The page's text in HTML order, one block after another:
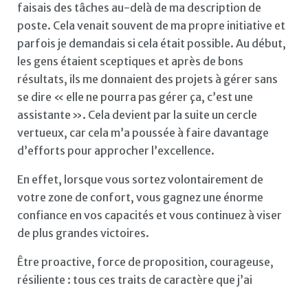
faisais des tâches au-delà de ma description de
poste. Cela venait souvent de ma propre initiative et
parfois je demandais si cela était possible. Au début,
les gens étaient sceptiques et après de bons
résultats, ils me donnaient des projets à gérer sans
se dire « elle ne pourra pas gérer ça, c’est une
assistante ». Cela devient par la suite un cercle
vertueux, car cela m’a poussée à faire davantage
d’efforts pour approcher l’excellence.
En effet, lorsque vous sortez volontairement de
votre zone de confort, vous gagnez une énorme
confiance en vos capacités et vous continuez à viser
de plus grandes victoires.
Être proactive, force de proposition, courageuse,
résiliente : tous ces traits de caractère que j’ai